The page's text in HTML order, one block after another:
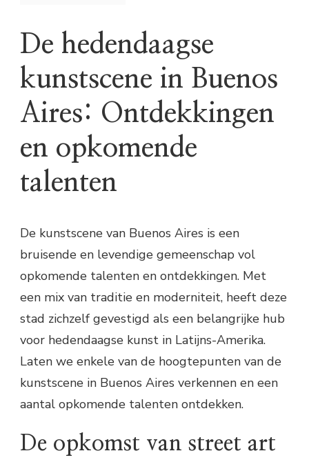
De hedendaagse
kunstscene in Buenos
Aires: Ontdekkingen
en opkomende
talenten
De kunstscene van Buenos Aires is een
bruisende en levendige gemeenschap vol
opkomende talenten en ontdekkingen. Met
een mix van traditie en moderniteit, heeft deze
stad zichzelf gevestigd als een belangrijke hub
voor hedendaagse kunst in Latijns-Amerika.
Laten we enkele van de hoogtepunten van de
kunstscene in Buenos Aires verkennen en een
aantal opkomende talenten ontdekken.
De opkomst van street art